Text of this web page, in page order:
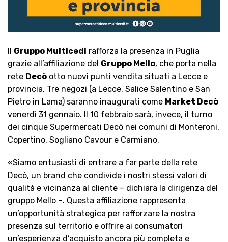
Il Gruppo Multicedi rafforza la presenza in Puglia
grazie all’affiliazione del Gruppo Mello, che porta nella
rete Decò otto nuovi punti vendita situati a Lecce e
provincia. Tre negozi (a Lecce, Salice Salentino e San
Pietro in Lama) saranno inaugurati come Market Decò
venerdì 31 gennaio. Il 10 febbraio sarà, invece, il turno
dei cinque Supermercati Decò nei comuni di Monteroni,
Copertino, Sogliano Cavour e Carmiano.
«Siamo entusiasti di entrare a far parte della rete
Decò, un brand che condivide i nostri stessi valori di
qualità e vicinanza al cliente – dichiara la dirigenza del
gruppo Mello –. Questa affiliazione rappresenta
un’opportunità strategica per rafforzare la nostra
presenza sul territorio e offrire ai consumatori
un’esperienza d’acquisto ancora più completa e